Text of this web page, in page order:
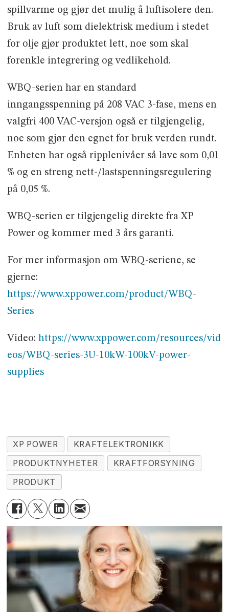
spillvarme og gjør det mulig å luftisolere den.
Bruk av luft som dielektrisk medium i stedet
for olje gjør produktet lett, noe som skal
forenkle integrering og vedlikehold.
WBQ-serien har en standard
inngangsspenning på 208 VAC 3-fase, mens en
valgfri 400 VAC-versjon også er tilgjengelig,
noe som gjør den egnet for bruk verden rundt.
Enheten har også ripplenivåer så lave som 0,01
% og en streng nett-/lastspenningsregulering
på 0,05 %.
WBQ-serien er tilgjengelig direkte fra XP
Power og kommer med 3 års garanti.
For mer informasjon om WBQ-seriene, se
gjerne:
https://www.xppower.com/product/WBQ-
Series
Video: https://www.xppower.com/resources/vid
eos/WBQ-series-3U-10kW-100kV-power-
supplies
XP POWER
KRAFTELEKTRONIKK
PRODUKTNYHETER
KRAFTFORSYNING
PRODUKT